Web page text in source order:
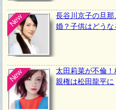
New
長谷川京子の旦
婚？子供はどうな
New
太田莉菜が不倫
親権は松田龍平に